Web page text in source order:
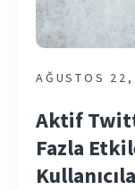
AĞUSTOS
Aktif
Fazla